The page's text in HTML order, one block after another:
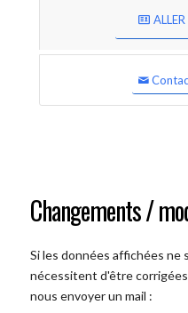
Changements /
Si les données affichées ne
nécessitent d'être
nous envoyer un mail :